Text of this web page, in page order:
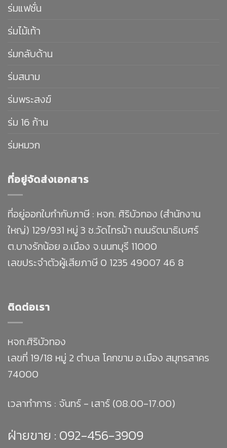
ร่มแฟชั่น
ร่มไม้เท้า
ร่มกลับด้าน
ร่มสนาม
ร่มพระสงฆ์
ร่ม 16 ก้าน
ร่มหมวก
ที่อยู่จัดส่งเอกสาร
ที่อยู่ออกใบกำกับภาษี : หจก. ศิริบัวทอง (สำนักงาน
ใหญ่) 129/931 หมู่ 3 ซ.วัดไทรม้า ถนนรัตนาธิเบศร์
ต.บางรักน้อย อ.เมือง จ.นนทบุรี 11000
เลขประจำตัวผู้เสียภาษี 0 1235 49007 46 8
ติดต่อเรา
หจก.ศิริบัวทอง
เลขที่ 19/18 หมู่ 2 ตำบล โคกขาม อ.เมือง สมุทรสาคร
74000
เวลาทำการ : จันทร์ - เสาร์ (08.00-17.00)
ฝ่ายขาย : 092-456-3909